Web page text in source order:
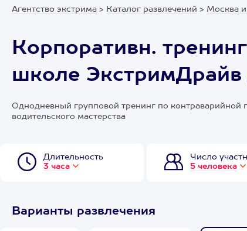
Агентство экстрима > Каталог развлечений > Москва
Корпоративн.
школе ЭкстримДрайв
Однодневный групповой тренинг по
водительского мастерства
Длительность
3 часа
Число
5 человека
Варианты развлечения